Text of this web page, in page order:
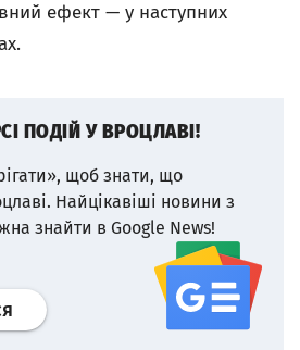
ефект — у наступних
ПОДІЙ У ВРОЦЛАВІ!
щоб знати, що
Найцікавіші новини з
знайти в Google News!
Профіль google news